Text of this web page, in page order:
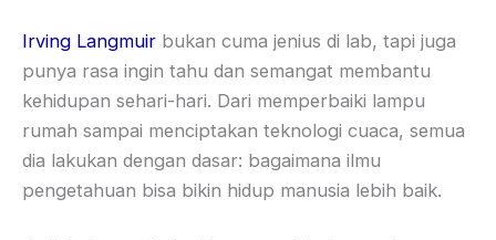
Irving Langmuir bukan cuma jenius di lab, tapi juga
punya rasa ingin tahu dan semangat membantu
kehidupan sehari-hari. Dari memperbaiki lampu
rumah sampai menciptakan teknologi cuaca, semua
dia lakukan dengan dasar: bagaimana ilmu
pengetahuan bisa bikin hidup manusia lebih baik.